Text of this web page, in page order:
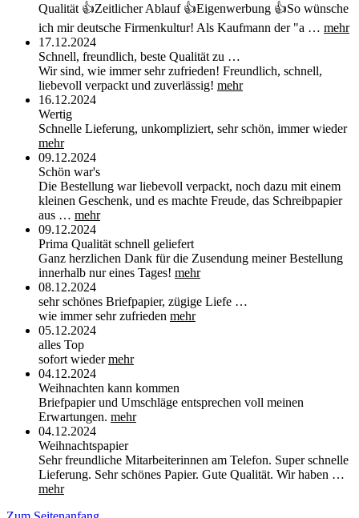
Qualität 👍Zeitlicher Ablauf 👍Eigenwerbung 👍So wünsche
ich mir deutsche Firmenkultur! Als Kaufmann der "a … mehr
17.12.2024
Schnell, freundlich, beste Qualität zu …
Wir sind, wie immer sehr zufrieden! Freundlich, schnell,
liebevoll verpackt und zuverlässig! mehr
16.12.2024
Wertig
Schnelle Lieferung, unkompliziert, sehr schön, immer wieder
mehr
09.12.2024
Schön war's
Die Bestellung war liebevoll verpackt, noch dazu mit einem
kleinen Geschenk, und es machte Freude, das Schreibpapier
aus … mehr
09.12.2024
Prima Qualität schnell geliefert
Ganz herzlichen Dank für die Zusendung meiner Bestellung
innerhalb nur eines Tages! mehr
08.12.2024
sehr schönes Briefpapier, zügige Liefe …
wie immer sehr zufrieden mehr
05.12.2024
alles Top
sofort wiedermehr
04.12.2024
Weihnachten kann kommen
Briefpapier und Umschläge entsprechen voll meinen
Erwartungen. mehr
04.12.2024
Weihnachtspapier
Sehr freundliche Mitarbeiterinnen am Telefon. Super schnelle
Lieferung. Sehr schönes Papier. Gute Qualität. Wir haben …
mehr